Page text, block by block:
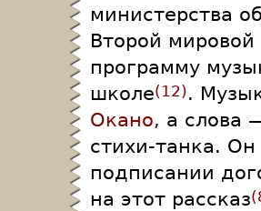
министерства
Второй
программу
школе 12 .
Окано, а слова
стихи-танка.
подписании
на этот рассказ